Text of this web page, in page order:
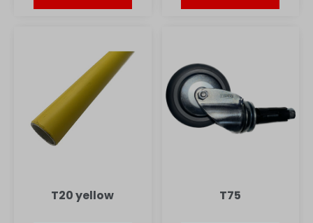
T20 yellow T75